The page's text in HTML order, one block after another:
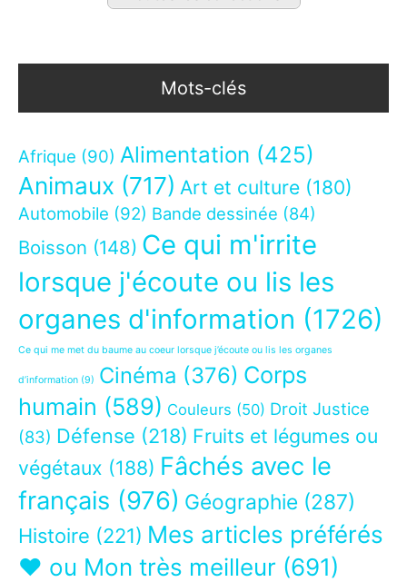
Mots-clés
Afrique (90) Alimentation (425)
Animaux (717) Art et culture (180)
Automobile (92) Bande dessinée (84)
Boisson (148) Ce qui m'irrite
lorsque j'écoute ou lis les
organes d'information (1726)
Ce qui me met du baume au coeur lorsque j’écoute ou lis les organes
d’information (9) Cinéma (376) Corps
humain (589) Couleurs (50) Droit Justice
(83) Défense (218) Fruits et légumes ou
végétaux (188) Fâchés avec le
français (976) Géographie (287)
Histoire (221) Mes articles préférés
❤ ou Mon très meilleur (691)